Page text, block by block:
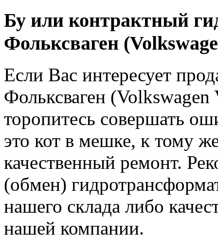
Бу или контрактный
Фольксваген
Если Вас интересует
Фольксваген
торопитесь совершать
это кот в мешке, к тому
качественный ремонт.
(обмен)
нашего склада либо
нашей компании.